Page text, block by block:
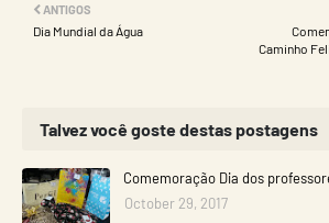
Caminho
ANTIGOS
Dia Mundial da Água
Talvez você goste destas postagens
Comemoração Dia dos
October 29, 2017